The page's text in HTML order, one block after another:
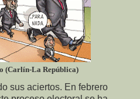
(Carlín-La República)
sus aciertos. En febrero